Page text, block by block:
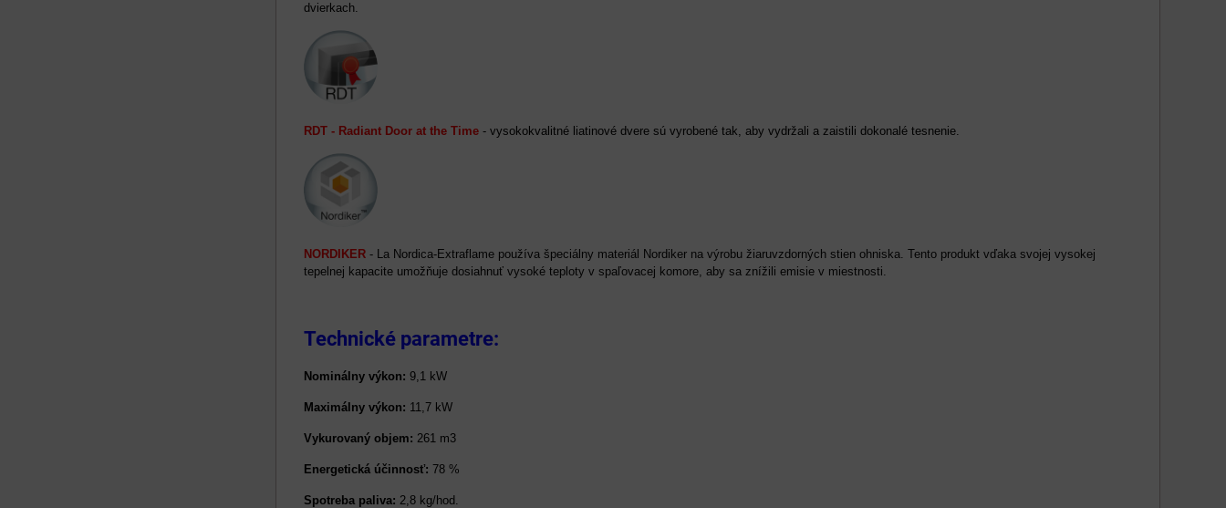
dvierkach.
RDT - Radiant Door at the Time - vysokokvalitné liatinové dvere sú vyrobené tak, aby vydržali a zaistili dokonalé tesnenie.
NORDIKER - La Nordica-Extraflame používa špeciálny materiál Nordiker na výrobu žiaruvzdorných stien ohniska. Tento produkt vďaka svojej vysokej
tepelnej kapacite umožňuje dosiahnuť vysoké teploty v spaľovacej komore, aby sa znížili emisie v miestnosti.
Technické parametre:
Nominálny výkon: 9,1 kW
Maximálny výkon: 11,7 kW
Vykurovaný objem: 261 m3
Energetická účinnosť: 78 %
Spotreba paliva: 2,8 kg/hod.